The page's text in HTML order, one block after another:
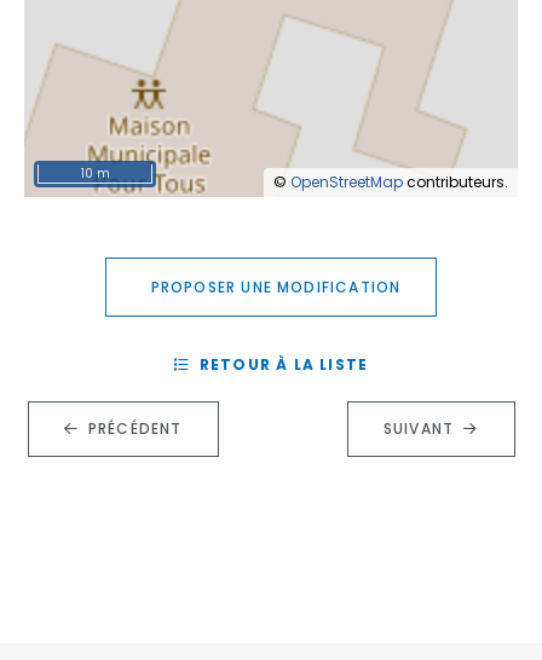
© OpenStreetMapcontributeurs.
10 m
PROPOSER UNE MODIFICATION
PRÉCÉDENT
RETOUR À LA LISTE
SUIVANT